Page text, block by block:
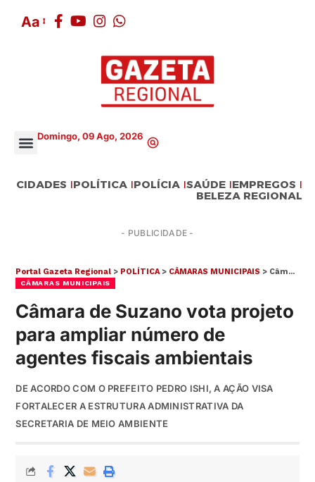
Aa
Domingo, 09 Ago, 2026
CIDADES POLÍTICA POLÍCIA SAÚDE EMPREGOS
BELEZA REGIONAL
- PUBLICIDADE -
Portal Gazeta Regional > POLÍTICA> CÂMARAS MUNICIPAIS > Câmara de Suzano vota projeto para ampliar número de agentes fiscais ambientais
CÂMARAS MUNICIPAIS
Câmara de Suzano vota projeto
para ampliar número de
agentes fiscais ambientais
DE ACORDO COM O PREFEITO PEDRO ISHI, A AÇÃO VISA
FORTALECER A ESTRUTURA ADMINISTRATIVA DA
SECRETARIA DE MEIO AMBIENTE